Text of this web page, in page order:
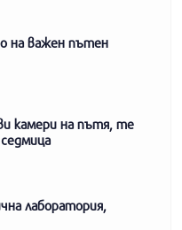
на важен пътен
камери на пътя, те
лаборатория,